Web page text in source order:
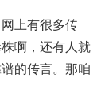
上有很多传
啊，还有人就
的传言。那咱